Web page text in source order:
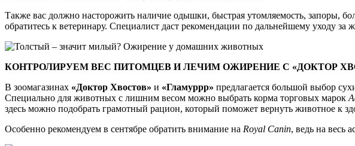
Также вас должно насторожить наличие одышки, быстрая утомляемость, запоры,
обратитесь к ветеринару. Специалист даст рекомендации по дальнейшему уходу за
КОНТРОЛИРУЕМ ВЕС ПИТОМЦЕВ И ЛЕЧИМ ОЖИРЕНИЕ С «ДОКТОР
В зоомагазинах «Доктор Хвостов» и «Гламуррр» предлагается большой выбор
Специально для животных с лишним весом можно выбрать корма торговых марок
здесь можно подобрать грамотный рацион, который поможет вернуть животное к
Особенно рекомендуем в сентябре обратить внимание на Royal Canin, ведь на весь